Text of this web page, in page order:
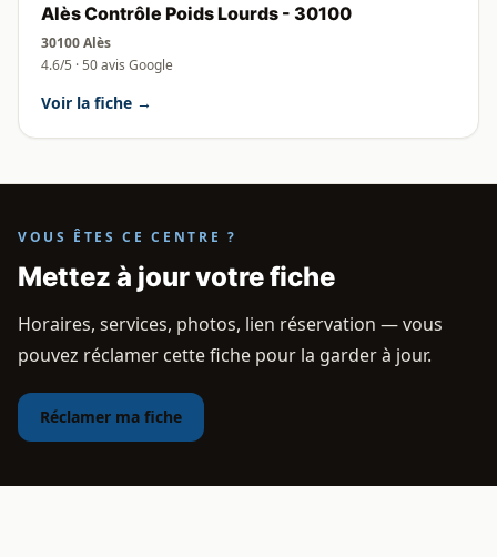
Alès Contrôle Poids Lourds - 30100
30100 Alès
4.6/5 · 50 avis Google
Voir la fiche →
VOUS ÊTES CE CENTRE ?
Mettez à jour votre fiche
Horaires, services, photos, lien réservation — vous
pouvez réclamer cette fiche pour la garder à jour.
Réclamer ma fiche